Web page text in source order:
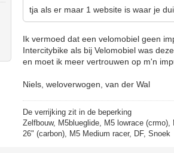
tja als er maar 1 website is waar je
Ik vermoed dat een velomobiel geen
Intercitybike als bij Velomobiel was
en moet ik meer vertrouwen op m'n
Niels, weloverwogen, van der Wal
De verrijking zit in de beperking
Zelfbouw, M5blueglide, M5 lowrace
26" (carbon), M5 Medium racer, DF, Snoek